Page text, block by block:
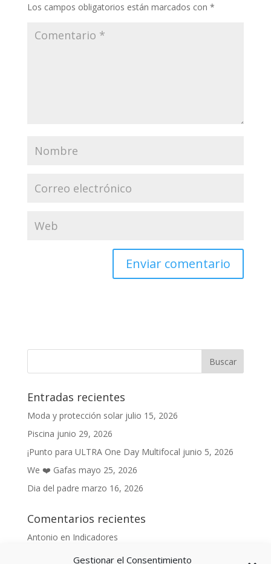
Gestionar el Consentimiento
Los campos obligatorios están marcados con *
Entradas recientes
Moda y protección solar julio 15, 2026
Piscina junio 29, 2026
¡Punto para ULTRA One Day Multifocal junio 5, 2026
We ❤️ Gafas mayo 25, 2026
Dia del padre marzo 16, 2026
Comentarios recientes
Antonio en Indicadores
enIndicadores